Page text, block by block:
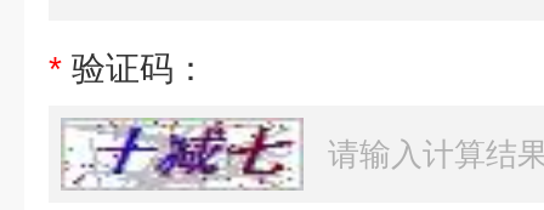
* 验证码：